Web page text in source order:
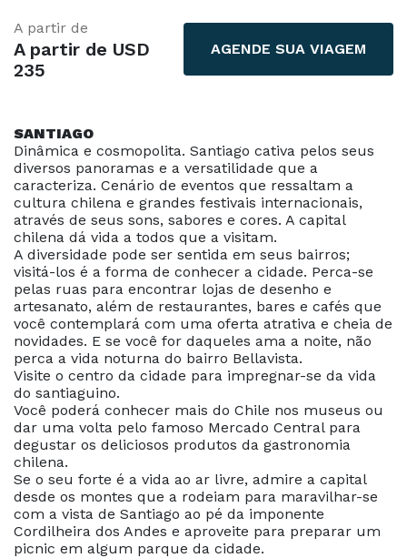
A partir de
A partir de USD
235
AGENDE SUA VIAGEM
SANTIAGO
Dinâmica e cosmopolita. Santiago cativa pelos seus
diversos panoramas e a versatilidade que a
caracteriza. Cenário de eventos que ressaltam a
cultura chilena e grandes festivais internacionais,
através de seus sons, sabores e cores. A capital
chilena dá vida a todos que a visitam.
A diversidade pode ser sentida em seus bairros;
visitá-los é a forma de conhecer a cidade. Perca-se
pelas ruas para encontrar lojas de desenho e
artesanato, além de restaurantes, bares e cafés que
você contemplará com uma oferta atrativa e cheia de
novidades. E se você for daqueles ama a noite, não
perca a vida noturna do bairro Bellavista.
Visite o centro da cidade para impregnar-se da vida
do santiaguino.
Você poderá conhecer mais do Chile nos museus ou
dar uma volta pelo famoso Mercado Central para
degustar os deliciosos produtos da gastronomia
chilena.
Se o seu forte é a vida ao ar livre, admire a capital
desde os montes que a rodeiam para maravilhar-se
com a vista de Santiago ao pé da imponente
Cordilheira dos Andes e aproveite para preparar um
picnic em algum parque da cidade.